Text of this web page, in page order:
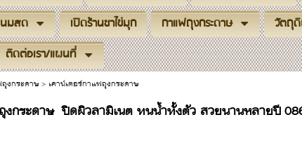
นมสด เปิดร้านชาไข่มุก กาแฟถุงกระดาษ
วัตถุ
ติดต่อเรา/แผนที่
งกระดาษ> เคาน์เตอร์กาแฟถุงกระดาษ
งกระดาษ ปิดผิวลามิเนต ทนน้ำทั้งตัว สวยนานหลายปี